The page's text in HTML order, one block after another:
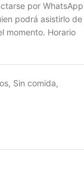
por WhatsApp
podrá asistirlo de
momento. Horario
, Sin comida,